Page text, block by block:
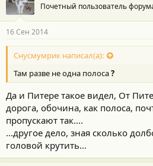
Почетный пользователь
16 Сен 2014
Снусмумрик написал(а):
Там разве не одна полоса?
Да и Питере такое видел, От
дорога, обочина, как полоса,
пропускают так....
...другое дело, зная сколько
головой крутить...